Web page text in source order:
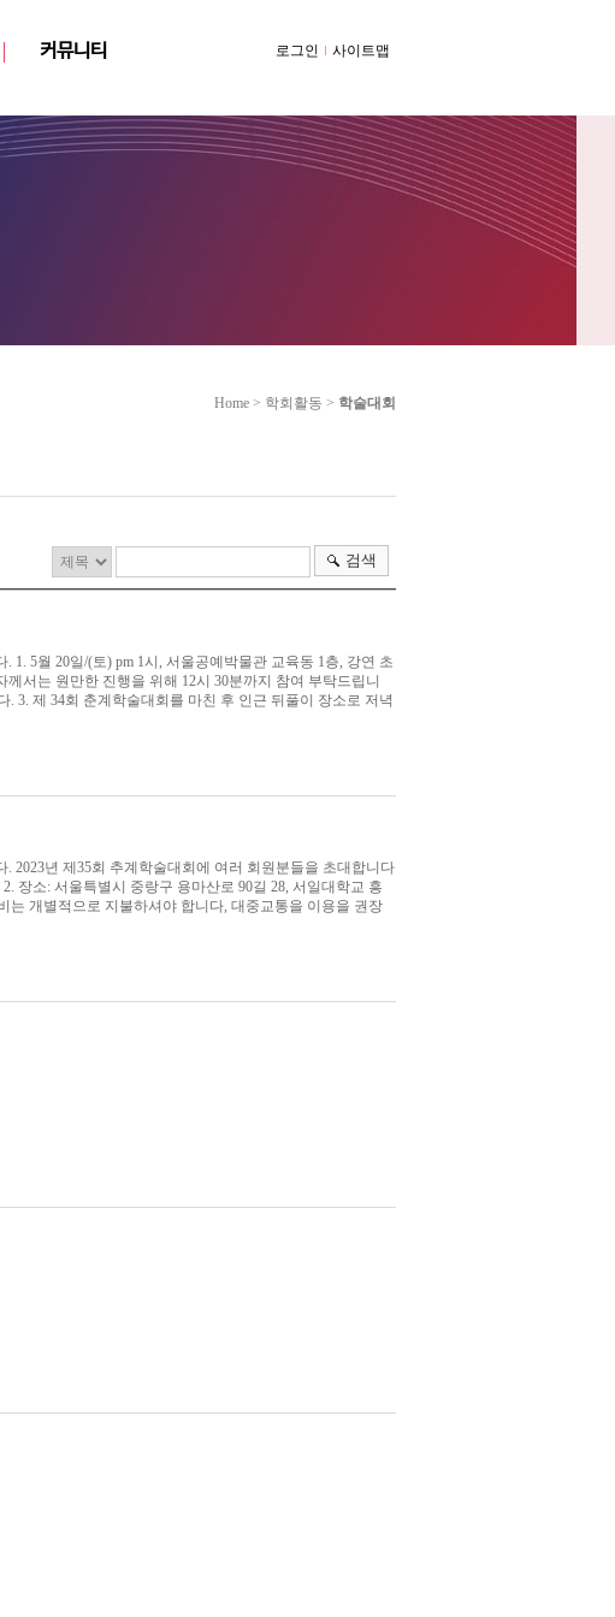
로그인 사이트맵
커뮤니티
Home > 학회활동 > 학술대회
검색
1. 5월 20일/(토) pm 1시, 서울공예박물관 교육동 1층, 강연 초
서는 원만한 진행을 위해 12시 30분까지 참여 부탁드립니
. 3. 제 34회 춘계학술대회를 마친 후 인근 뒤풀이 장소로 저녁
2023년 제35회 추계학술대회에 여러 회원분들을 초대합니다
장소: 서울특별시 중랑구 용마산로 90길 28, 서일대학교 흥
는 개별적으로 지불하셔야 합니다, 대중교통을 이용을 권장